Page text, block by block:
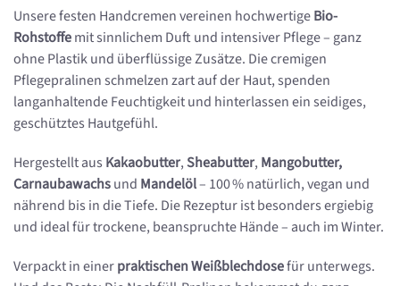
Unsere festen Handcremen vereinen hochwertigeBio-
Rohstoffemit sinnlichem Duft und intensiver Pflege – ganz
ohne Plastik und überflüssige Zusätze. Die cremigen
Pflegepralinen schmelzen zart auf der Haut, spenden
langanhaltende Feuchtigkeit und hinterlassen ein seidiges,
geschütztes Hautgefühl.
Hergestellt aus Kakaobutter,Sheabutter, Mangobutter,
Carnaubawachsund Mandelöl– 100 % natürlich, vegan und
nährend bis in die Tiefe. Die Rezeptur ist besonders ergiebig
und ideal für trockene, beanspruchte Hände – auch im Winter.
Verpackt in einerpraktischen Weißblechdosefür unterwegs.